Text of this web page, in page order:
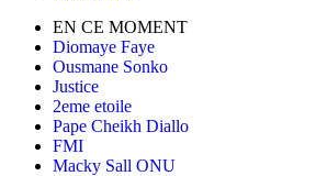
EN CE MOMENT
Diomaye Faye
Ousmane Sonko
Justice
2eme etoile
Pape Cheikh Diallo
FMI
Macky Sall ONU